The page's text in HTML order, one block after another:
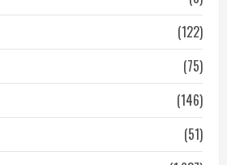
(122)
(75)
(146)
(51)